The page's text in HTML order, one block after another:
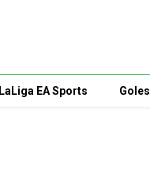
LaLiga EA Sports Goles